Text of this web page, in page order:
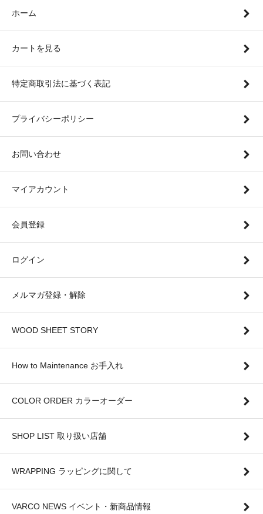
ホーム
カートを見る
特定商取引法に基づく表記
プライバシーポリシー
お問い合わせ
マイアカウント
会員登録
ログイン
メルマガ登録・解除
WOOD SHEET STORY
How to Maintenance お手入れ
COLOR ORDER カラーオーダー
SHOP LIST 取り扱い店舗
WRAPPING ラッピングに関して
VARCO NEWS イベント・新商品情報